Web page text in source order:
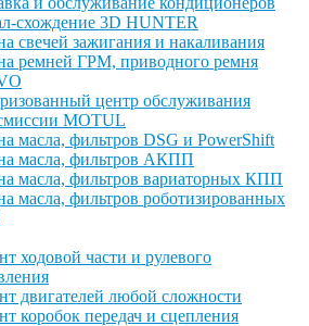
схождение 3D HUNTER
свечей зажигания и накаливания
ремней ГРМ, приводного ремня
центр обслуживания
MOTUL
масла, фильтров DSG и PowerShift
масла, фильтров АКПП
масла, фильтров вариаторных КПП
масла, фильтров роботизированных
ходовой части и рулевого
двигателей любой сложности
коробок передач и сцепления